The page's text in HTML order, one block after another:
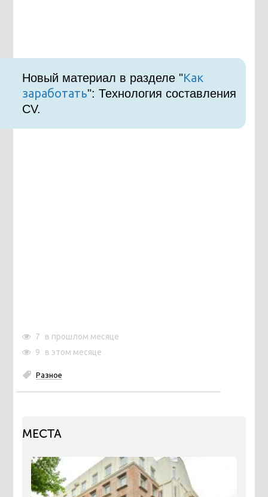
Новый материал в разделе "Как
заработать": Технология составления
CV.
7
в прошлом месяце
9
в этом месяце
Разное
МЕСТА